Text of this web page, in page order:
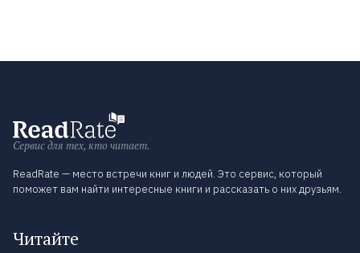
Сервис для тех, кто читает.
ReadRate — место встречи книг и людей. Это сервис, который
поможет вам найти интересные книги и рассказать о них друзьям.
Читайте